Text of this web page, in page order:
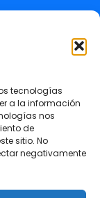
tecnologías
a la información
nos
de
sitio. No
negativamente